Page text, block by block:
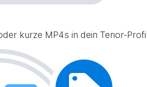
kurze MP4s in dein Tenor-